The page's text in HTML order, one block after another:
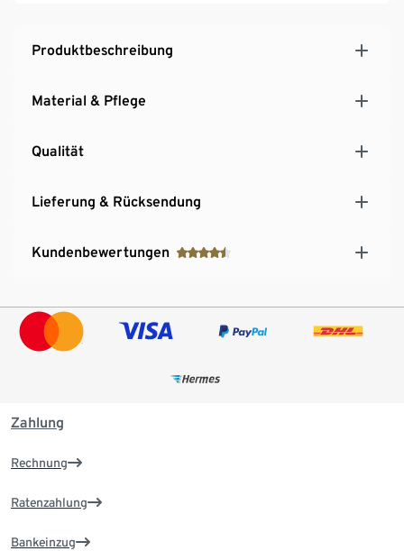
Produktbeschreibung
Material & Pflege
Qualität
Lieferung & Rücksendung
Kundenbewertungen
Zahlung
Rechnung
Ratenzahlung
Bankeinzug